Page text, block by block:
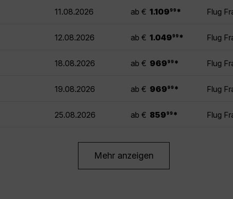
11.08.2026 ab € 1.109 99 * Flug
12.08.2026 ab € 1.049 99 * Flug
18.08.2026 ab € 969 99 * Flug
19.08.2026 ab € 969 99 * Flug
25.08.2026 ab € 859 99 * Flug
Mehr anzeigen